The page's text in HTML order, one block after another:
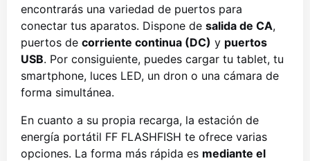
encontrarás una variedad de puertos para
conectar tus aparatos. Dispone de salida de CA,
puertos de corriente continua (DC) y puertos
USB. Por consiguiente, puedes cargar tu tablet, tu
smartphone, luces LED, un dron o una cámara de
forma simultánea.
En cuanto a su propia recarga, la estación de
energía portátil FF FLASHFISH te ofrece varias
opciones. La forma más rápida es mediante el